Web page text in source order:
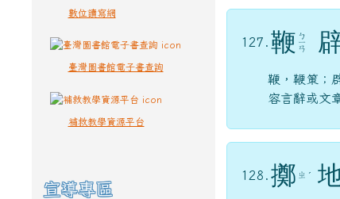
數位讀寫網
臺灣圖書館電子書查詢
補救教學資源平台
宣導專區
127. 鞭 ㄅ
ㄧ
ㄢ
鞭，鞭策；
容言辭或文
128. 擲 ㄓ ˊ